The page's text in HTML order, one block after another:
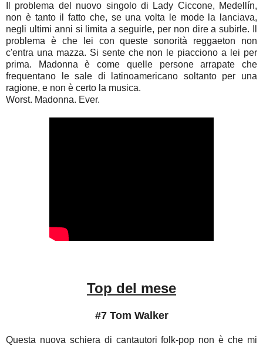
Il problema del nuovo singolo di Lady Ciccone, Medellín,
non è tanto il fatto che, se una volta le mode la lanciava,
negli ultimi anni si limita a seguirle, per non dire a subirle. Il
problema è che lei con queste sonorità reggaeton non
c'entra una mazza. Si sente che non le piacciono a lei per
prima. Madonna è come quelle persone arrapate che
frequentano le sale di latinoamericano soltanto per una
ragione, e non è certo la musica.
Worst. Madonna. Ever.
Top del mese
#7 Tom Walker
Questa nuova schiera di cantautori folk-pop non è che mi